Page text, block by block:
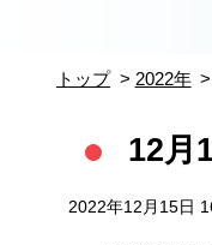
トップ 2022年
12月
2022年12月15日